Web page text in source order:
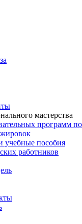
мастерства
программ
учебные пособия
работников